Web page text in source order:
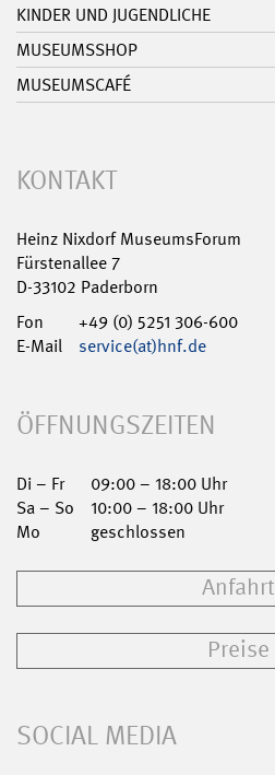
KINDER UND JUGENDLICHE
MUSEUMSSHOP
MUSEUMSCAFÉ
KONTAKT
Heinz Nixdorf MuseumsForum
Fürstenallee 7
D-33102 Paderborn
Fon
+49 (0) 5251 306-600
E-Mail
service(at)hnf.de
ÖFFNUNGSZEITEN
Di – Fr
09:00 – 18:00 Uhr
Sa – So
10:00 – 18:00 Uhr
Mo
geschlossen
Anfahrt
Preise
SOCIAL MEDIA